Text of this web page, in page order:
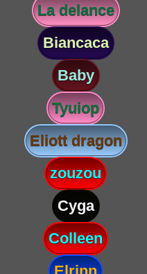
La delance
Biancaca
Baby
Tyuiop
Eliott dragon
zouzou
Cyga
Colleen